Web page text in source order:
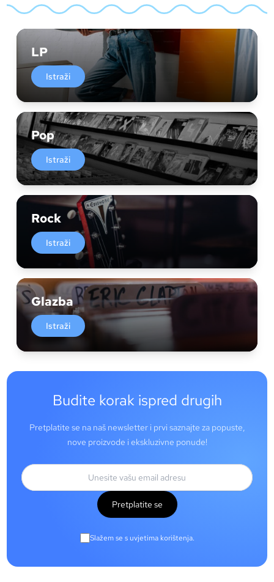
LP
Istraži
Pop
Istraži
Rock
Istraži
Glazba
Istraži
Budite korak ispred drugih
Pretplatite se na naš newsletter i prvi saznajte za popuste,
nove proizvode i ekskluzivne ponude!
Pretplatite se
Slažem se s uvjetima korištenja.